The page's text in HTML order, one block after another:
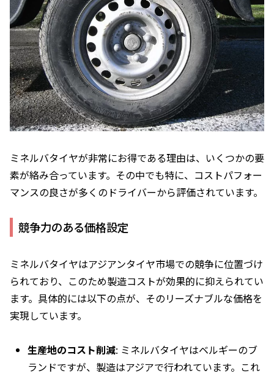
ミネルバタイヤが非常にお得である理由は、いくつかの要
素が絡み合っています。その中でも特に、コストパフォー
マンスの良さが多くのドライバーから評価されています。
競争力のある価格設定
ミネルバタイヤはアジアンタイヤ市場での競争に位置づけ
られており、このため製造コストが効果的に抑えられてい
ます。具体的には以下の点が、そのリーズナブルな価格を
実現しています。
生産地のコスト削減: ミネルバタイヤはベルギーのブ
ランドですが、製造はアジアで行われています。これ